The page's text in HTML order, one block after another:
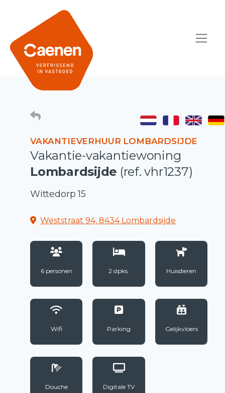
VAKANTIEVERHUUR LOMBARDSIJDE
Vakantie-vakantiewoning
Lombardsijde (ref. vhr1237)
Wittedorp 15
Weststraat 94, 8434 Lombardsijde
6 personen 2 slpks. Huisdieren
Wifi Parking Gelijkvloers
Douche Digitale TV